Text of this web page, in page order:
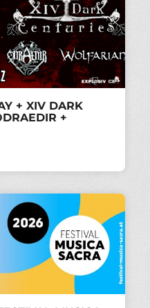
+ XIV DARK
+